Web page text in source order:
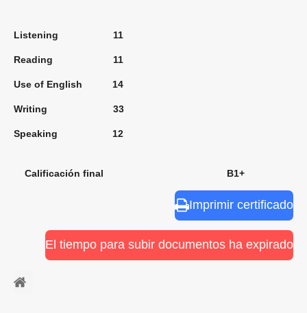
Listening 11
Reading 11
Use of English 14
Writing 33
Speaking 12
Calificación final B1+
Imprimir certificado
El tiempo para subir documentos ha expirado
⠀ㅤ